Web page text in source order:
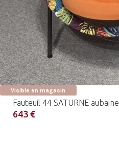
Visible en magasin
Fauteuil 44 SATURNE aubaine
643 €